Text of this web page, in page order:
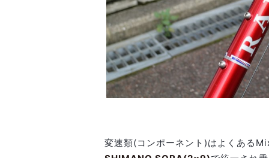
変速類(コンポーネント)はよくある